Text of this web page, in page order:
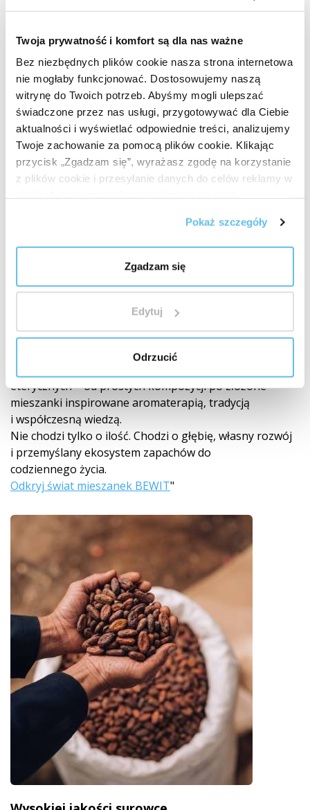
Twoja prywatność i komfort są dla nas ważne
Bez niezbędnych plików cookie nasza strona internetowa
nie mogłaby funkcjonować. Dostosowujemy naszą
witrynę do Twoich potrzeb. Abyśmy mogli ulepszać
świadczone przez nas usługi, przygotowywać dla Ciebie
aktualności i wyświetlać odpowiednie treści, analizujemy
Twoje zachowanie za pomocą plików cookie. Klikając
przycisk „Zgadzam się”, wyrażasz zgodę na korzystanie
z plików cookie i przesyłanie danych do celów reklamy w
Pokaż szczegóły
Zgadzam się
Edytuj
Odrzucić
Światowy lider w mieszankach olejków
250 autorskich mieszanek
eterycznych – od prostych kompozycji po złożone
mieszanki inspirowane aromaterapią, tradycją
i współczesną wiedzą.
Nie chodzi tylko o ilość. Chodzi o głębię, własny rozwój
i przemyślany ekosystem zapachów do
codziennego życia.
Odkryj świat mieszanek BEWIT"